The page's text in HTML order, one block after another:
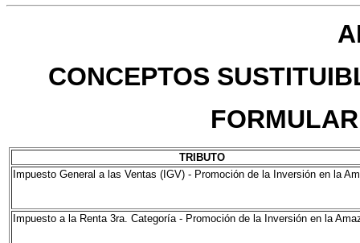
CONCEPTOS
TRIBUTO
Impuesto General a las Ventas (IGV) - Promoción de la Inversión en la
Impuesto a la Renta 3ra. Categoría - Promoción de la Inversión en la